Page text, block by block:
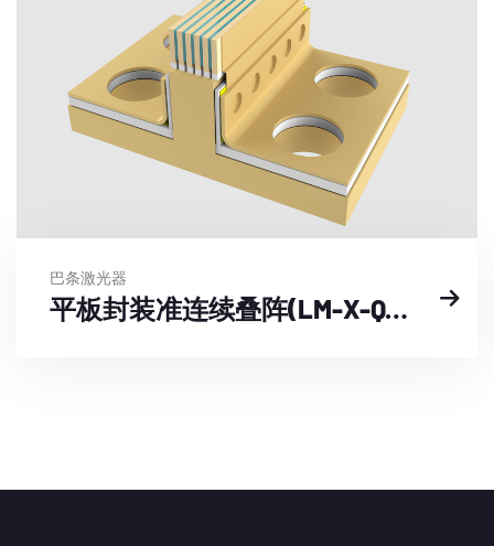
巴条激光器
平板封装准连续叠阵(LM-X-QY-F-GZ-3)